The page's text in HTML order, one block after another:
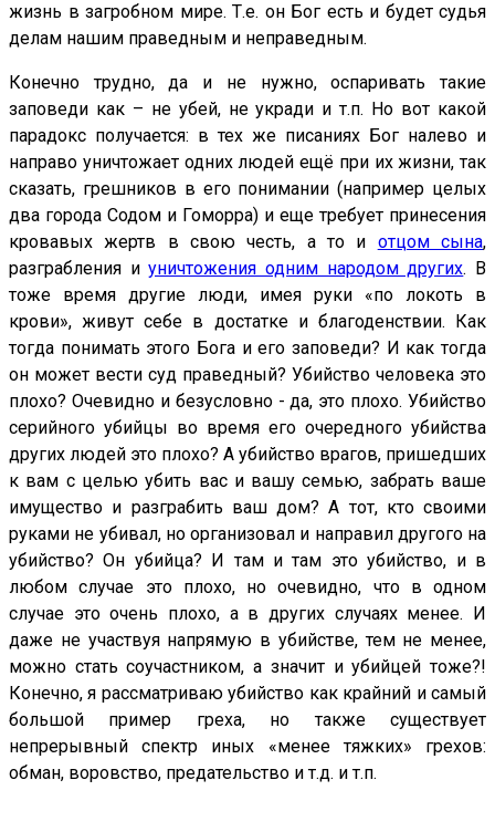
жизнь в загробном мире. Т.е. он Бог есть и будет судья
делам нашим праведным и неправедным.
Конечно трудно, да и не нужно, оспаривать такие
заповеди как – не убей, не укради и т.п. Но вот какой
парадокс получается: в тех же писаниях Бог налево и
направо уничтожает одних людей ещё при их жизни, так
сказать, грешников в его понимании (например целых
два города Содом и Гоморра) и еще требует принесения
кровавых жертв в свою честь, а то и отцом сына,
разграбления иуничтожения одним народом других. В
тоже время другие люди, имея руки «по локоть в
крови», живут себе в достатке и благоденствии. Как
тогда понимать этого Бога и его заповеди? И как тогда
он может вести суд праведный? Убийство человека это
плохо? Очевидно и безусловно - да, это плохо. Убийство
серийного убийцы во время его очередного убийства
других людей это плохо? А убийство врагов, пришедших
к вам с целью убить вас и вашу семью, забрать ваше
имущество и разграбить ваш дом? А тот, кто своими
руками не убивал, но организовал и направил другого на
убийство? Он убийца? И там и там это убийство, и в
любом случае это плохо, но очевидно, что в одном
случае это очень плохо, а в других случаях менее. И
даже не участвуя напрямую в убийстве, тем не менее,
можно стать соучастником, а значит и убийцей тоже?!
Конечно, я рассматриваю убийство как крайний и самый
большой пример греха, но также существует
непрерывный спектр иных «менее тяжких» грехов:
обман, воровство, предательство и т.д. и т.п.